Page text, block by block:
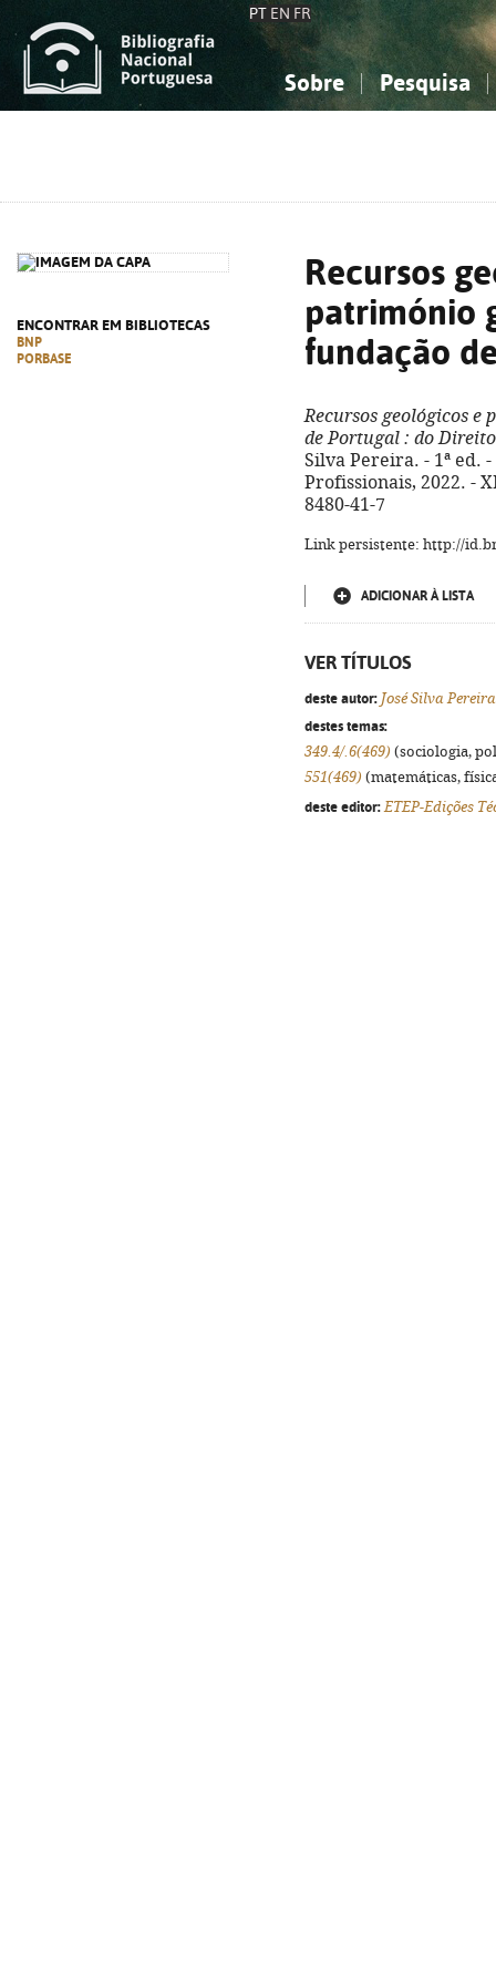
PT EN FR
Sobre Pesquisa
ENCONTRAR EM BIBLIOTECAS
BNP
PORBASE
Recursos
património
fundação
Recursos geológicos e
de Portugal : do
Silva Pereira. - 1ª ed.
Profissionais, 2022. -
8480-41-7
Link persistente: http://
ADICIONAR À LISTA
VER TÍTULOS
deste autor: José Silva Pereira
destes temas:
349.4/.6(469) (sociologia,
551(469) (matemáticas,
deste editor: ETEP-Edições